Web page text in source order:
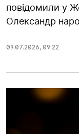
повідомили у
Олександр
09.07.2026, 09:22